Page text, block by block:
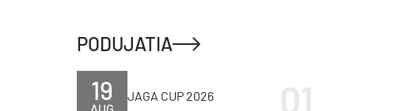
PODUJATIA
19 JAGA CUP 2026